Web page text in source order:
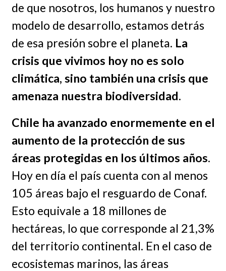
de que nosotros, los humanos y nuestro
modelo de desarrollo, estamos detrás
de esa presión sobre el planeta. La
crisis que vivimos hoy no es solo
climática, sino también una crisis que
amenaza nuestra biodiversidad.
Chile ha avanzado enormemente en el
aumento de la protección de sus
áreas protegidas en los últimos años.
Hoy en día el país cuenta con al menos
105 áreas bajo el resguardo de Conaf.
Esto equivale a 18 millones de
hectáreas, lo que corresponde al 21,3%
del territorio continental. En el caso de
ecosistemas marinos, las áreas